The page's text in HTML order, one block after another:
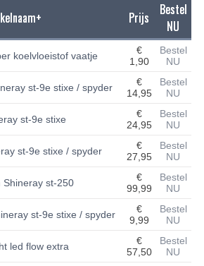
PAKKINGEN
PLASTIC PARTS
BASHAN 200S-7-200S-A
BRANDSTOF SYSTEEM
Prijs
Bestel
NU
koelvloeistof vaatje
€
1,90
Bestel
NU
st-9e stixe / spyder
€
14,95
Bestel
NU
st-9e stixe
€
24,95
Bestel
NU
st-9e stixe / spyder
€
27,95
Bestel
NU
Shineray st-250
€
99,99
Bestel
NU
st-9e stixe / spyder
€
9,99
Bestel
NU
led flow extra
€
57,50
Bestel
NU